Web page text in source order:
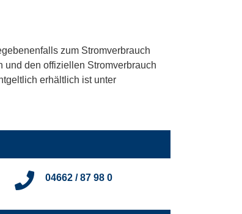
zum Stromverbrauch
und den offiziellen Stromverbrauch
erhältlich ist unter
04662 / 87 98 0